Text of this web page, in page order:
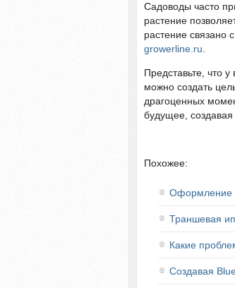
Садоводы часто
растение
растение связано
growerline.ru
Представьте, что
можно создать
драгоценных
будущее,
Похожее:
Оформление
Траншевая
Какие
Создавая